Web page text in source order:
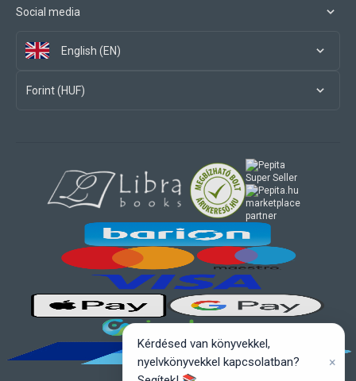
Social media
English (EN)
Forint (HUF)
marketplace
partner
Kérdésed van könyvekkel,
nyelvkönyvekkel kapcsolatban?
×